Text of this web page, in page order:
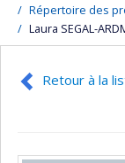
Répertoire des
Laura SEGAL-
Retour à la